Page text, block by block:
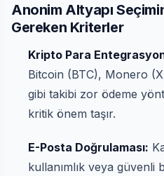
Anonim Altyapı
Gereken Kriterler
Kripto Para
Bitcoin (BTC), Monero
gibi takibi zor ödeme
kritik önem taşır.
E-Posta Doğrulaması:
kullanımlık veya güvenli